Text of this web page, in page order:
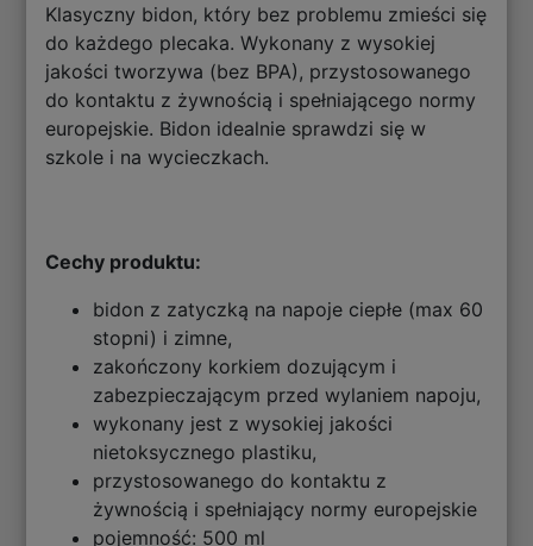
Klasyczny bidon, który bez problemu zmieści się
do każdego plecaka. Wykonany z wysokiej
jakości tworzywa (bez BPA), przystosowanego
do kontaktu z żywnością i spełniającego normy
europejskie. Bidon idealnie sprawdzi się w
szkole i na wycieczkach.
Cechy produktu:
bidon z zatyczką na napoje ciepłe (max 60
stopni) i zimne,
zakończony korkiem dozującym i
zabezpieczającym przed wylaniem napoju,
wykonany jest z wysokiej jakości
nietoksycznego plastiku,
przystosowanego do kontaktu z
żywnością i spełniający normy europejskie
pojemność: 500 ml